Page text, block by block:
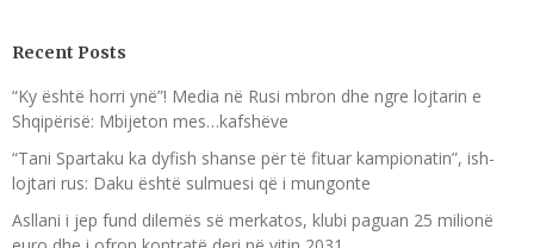
Recent Posts
“Ky është horri ynë”! Media në Rusi mbron dhe ngre lojtarin e
Shqipërisë: Mbijeton mes…kafshëve
“Tani Spartaku ka dyfish shanse për të fituar kampionatin”, ish-
lojtari rus: Daku është sulmuesi që i mungonte
Asllani i jep fund dilemës së merkatos, klubi paguan 25 milionë